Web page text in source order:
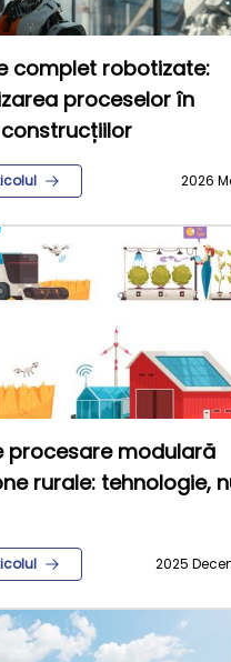
complet robotizate:
proceselor în
2026
procesare modulară
rurale: tehnologie,
2025